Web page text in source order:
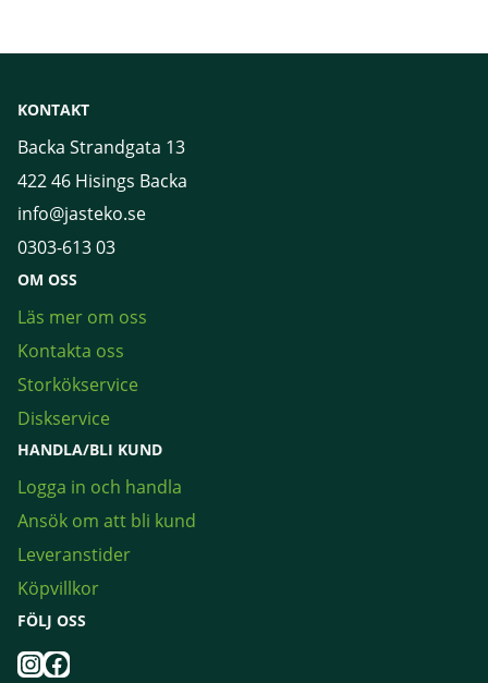
KONTAKT
Backa Strandgata 13
422 46 Hisings Backa
info@jasteko.se
0303-613 03
OM OSS
Läs mer om oss
Kontakta oss
Storkökservice
Diskservice
HANDLA/BLI KUND
Logga in och handla
Ansök om att bli kund
Leveranstider
Köpvillkor
FÖLJ OSS